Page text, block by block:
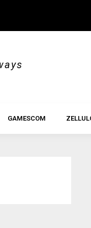
GAMESCOM